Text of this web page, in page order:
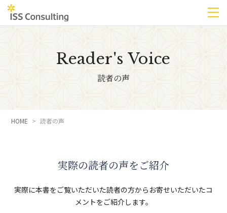
Reader's Voice
読者の声
HOME 読者の声
実際の読者の声をご紹介
実際に本書をご覧いただいた読者の方からお寄せいただいたコ
メントをご紹介します。